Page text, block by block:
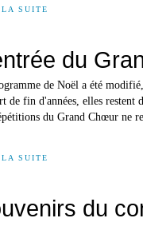
SUITE
du
de Noël a été
de fin d'années, elles restent
du Grand Chœur ne
SUITE
du